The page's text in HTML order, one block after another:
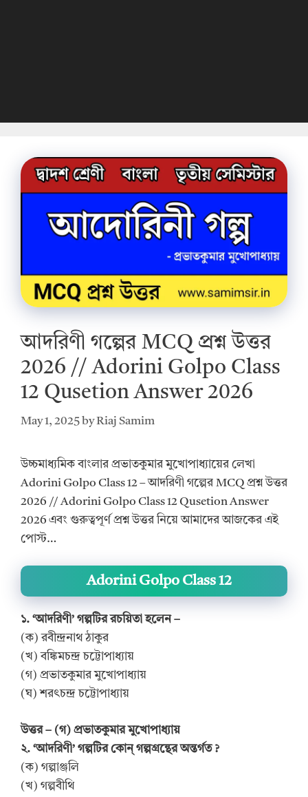
আদরিণী গল্পের MCQ প্রশ্ন উত্তর
2026 // Adorini Golpo Class
12 Qusetion Answer 2026
May 1, 2025 byRiaj Samim
উচ্চমাধ্যমিক বাংলার প্রভাতকুমার মুখোপাধ্যায়ের লেখা
Adorini Golpo Class 12 – আদরিণী গল্পের MCQ প্রশ্ন উত্তর
2026 // Adorini Golpo Class 12 Qusetion Answer
2026 এবং গুরুত্বপূর্ণ প্রশ্ন উত্তর নিয়ে আমাদের আজকের এই
পোস্ট…
Adorini Golpo Class 12
১. ‘আদরিণী’ গল্পটির রচয়িতা হলেন –
(ক) রবীন্দ্রনাথ ঠাকুর
(খ) বঙ্কিমচন্দ্র চট্টোপাধ্যায়
(গ) প্রভাতকুমার মুখোপাধ্যায়
(ঘ) শরৎচন্দ্র চট্টোপাধ্যায়
উত্তর – (গ) প্রভাতকুমার মুখোপাধ্যায়
২. ‘আদরিণী’ গল্পটির কোন্ গল্পগ্রন্থের অন্তর্গত ?
(ক) গল্পাঞ্জলি
(খ) গল্পবীথি